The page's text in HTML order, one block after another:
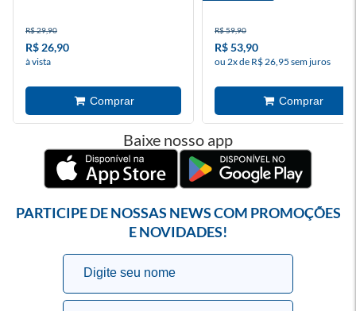
R$ 29,90
R$ 26,90
à vista
R$ 59,90
R$ 53,90
ou 2x de R$ 26,95 sem juros
Baixe nosso app
PARTICIPE DE NOSSAS NEWS COM PROMOÇÕES
E NOVIDADES!